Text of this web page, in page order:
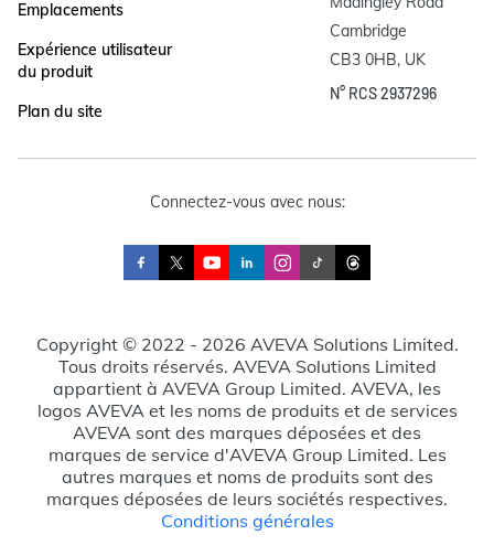
Emplacements
Expérience utilisateur
du produit
Plan du site
Cambridge
CB3 0HB, UK
N° RCS 2937296
Connectez-vous avec nous:
Copyright © 2022 - 2026 AVEVA Solutions Limited.
Tous droits réservés. AVEVA Solutions Limited
appartient à AVEVA Group Limited. AVEVA, les
logos AVEVA et les noms de produits et de services
AVEVA sont des marques déposées et des
marques de service d'AVEVA Group Limited. Les
autres marques et noms de produits sont des
marques déposées de leurs sociétés respectives.
Conditions générales